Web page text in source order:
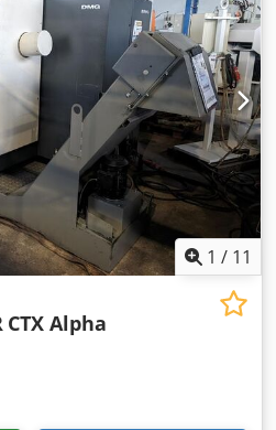
1 / 11
CTX Alpha